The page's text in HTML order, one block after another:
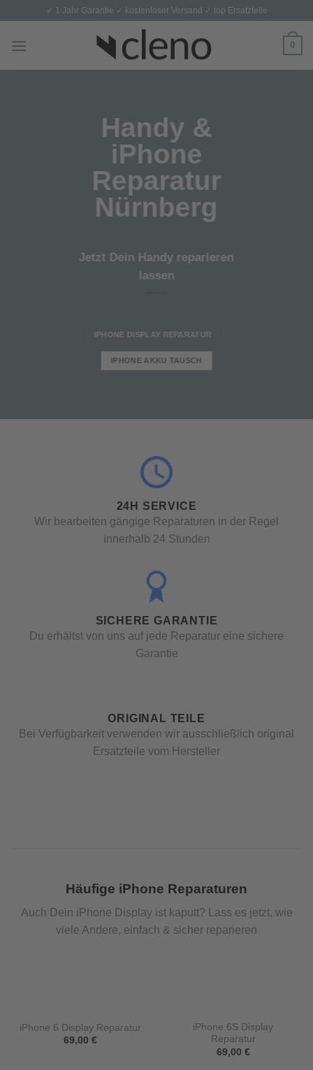
content
✓ 1 Jahr Garantie ✓ kostenloser Versand ✓ top Ersatzteile
0
Handy &
iPhone
Reparatur
Nürnberg
Jetzt Dein Handy reparieren
lassen
IPHONE DISPLAY REPARATUR
IPHONE AKKU TAUSCH
24H SERVICE
Wir bearbeiten gängige Reparaturen in der Regel
innerhalb 24 Stunden
SICHERE GARANTIE
Du erhältst von uns auf jede Reparatur eine sichere
Garantie
ORIGINAL TEILE
Bei Verfügbarkeit verwenden wir ausschließlich original
Ersatzteile vom Hersteller
Häufige iPhone Reparaturen
Auch Dein iPhone Display ist kaputt? Lass es jetzt, wie
viele Andere, einfach & sicher reparieren
iPhone 6 Display Reparatur
69,00 €
iPhone 6S Display
Reparatur
69,00 €